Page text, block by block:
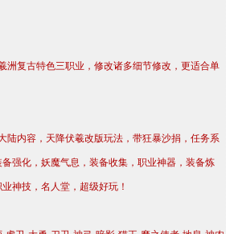
洲复古特色三职业，修改诸多细节修改，更适合单
陆内容，天降伏羲改版玩法，带狂暴沙捐，任务系
强化，妖魔气息，装备收集，职业神器，装备炼
神技，名人堂，超级好玩！